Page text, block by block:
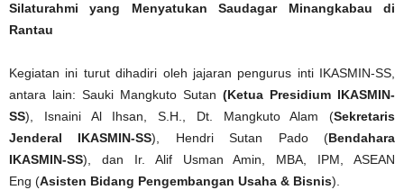
Silaturahmi yang Menyatukan Saudagar Minangkabau di
Rantau
Kegiatan ini turut dihadiri oleh jajaran pengurus inti IKASMIN-SS,
antara lain: Sauki Mangkuto Sutan (Ketua Presidium IKASMIN-
SS), Isnaini Al Ihsan, S.H., Dt. Mangkuto Alam (Sekretaris
Jenderal IKASMIN-SS), Hendri Sutan Pado (Bendahara
IKASMIN-SS), dan Ir. Alif Usman Amin, MBA, IPM, ASEAN
Eng (Asisten Bidang Pengembangan Usaha & Bisnis).